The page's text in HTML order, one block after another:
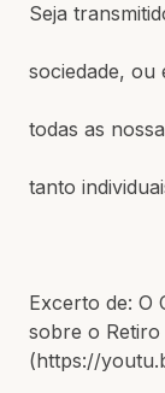
Seja
sociedade, ou
todas as
tanto
Excerto de: O
sobre o Retiro
(https://